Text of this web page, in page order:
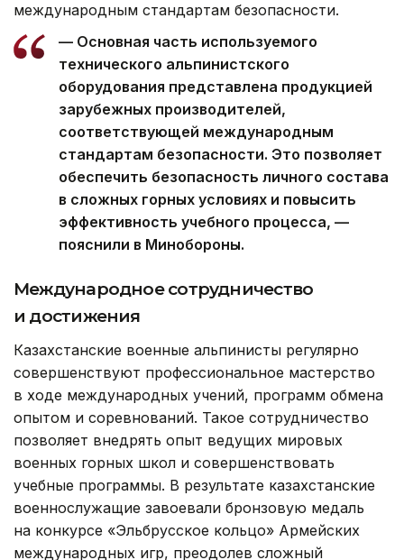
международным стандартам безопасности.
— Основная часть используемого
технического альпинистского
оборудования представлена продукцией
зарубежных производителей,
соответствующей международным
стандартам безопасности. Это позволяет
обеспечить безопасность личного состава
в сложных горных условиях и повысить
эффективность учебного процесса, —
пояснили в Минобороны.
Международное сотрудничество
и достижения
Казахстанские военные альпинисты регулярно
совершенствуют профессиональное мастерство
в ходе международных учений, программ обмена
опытом и соревнований. Такое сотрудничество
позволяет внедрять опыт ведущих мировых
военных горных школ и совершенствовать
учебные программы. В результате казахстанские
военнослужащие завоевали бронзовую медаль
на конкурсе «Эльбрусское кольцо» Армейских
международных игр, преодолев сложный